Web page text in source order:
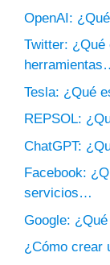
OpenAI:
Twitter:
Tesla: ¿Qué
REPSOL:
ChatGPT:
Facebook:
servicios…
Google:
¿Cómo crear